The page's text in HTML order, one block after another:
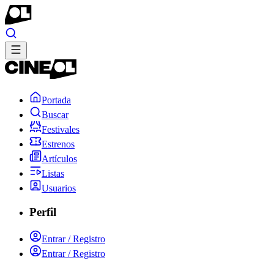
Portada
Buscar
Festivales
Estrenos
Artículos
Listas
Usuarios
Perfil
Entrar / Registro
Entrar / Registro